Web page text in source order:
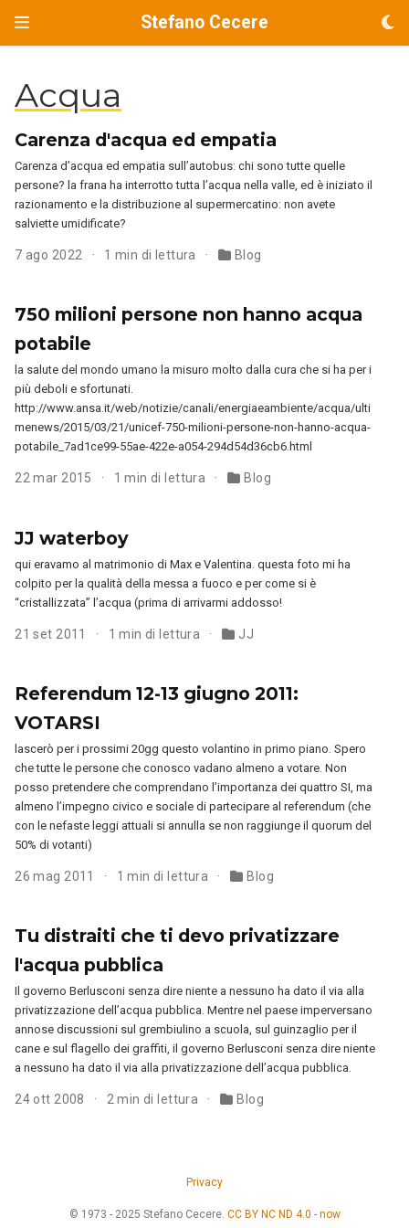
Stefano Cecere
Acqua
Carenza d'acqua ed empatia
Carenza d’acqua ed empatia sull’autobus: chi sono tutte quelle
persone? la frana ha interrotto tutta l’acqua nella valle, ed è iniziato il
razionamento e la distribuzione al supermercatino: non avete
salviette umidificate?
7 ago 2022 1 min di lettura Blog
750 milioni persone non hanno acqua
potabile
la salute del mondo umano la misuro molto dalla cura che si ha per i
più deboli e sfortunati.
http://www.ansa.it/web/notizie/canali/energiaeambiente/acqua/ulti
menews/2015/03/21/unicef-750-milioni-persone-non-hanno-acqua-
potabile_7ad1ce99-55ae-422e-a054-294d54d36cb6.html
22 mar 2015 1 min di lettura Blog
JJ waterboy
qui eravamo al matrimonio di Max e Valentina. questa foto mi ha
colpito per la qualità della messa a fuoco e per come si è
“cristallizzata” l’acqua (prima di arrivarmi addosso!
21 set 2011 1 min di lettura JJ
Referendum 12-13 giugno 2011:
VOTARSI
lascerò per i prossimi 20gg questo volantino in primo piano. Spero
che tutte le persone che conosco vadano almeno a votare. Non
posso pretendere che comprendano l’importanza dei quattro SI, ma
almeno l’impegno civico e sociale di partecipare al referendum (che
con le nefaste leggi attuali si annulla se non raggiunge il quorum del
50% di votanti)
26 mag 2011 1 min di lettura Blog
Tu distraiti che ti devo privatizzare
l'acqua pubblica
Il governo Berlusconi senza dire niente a nessuno ha dato il via alla
privatizzazione dell’acqua pubblica. Mentre nel paese imperversano
annose discussioni sul grembiulino a scuola, sul guinzaglio per il
cane e sul flagello dei graffiti, il governo Berlusconi senza dire niente
a nessuno ha dato il via alla privatizzazione dell’acqua pubblica.
24 ott 2008 2 min di lettura Blog
Privacy
© 1973 - 2025 Stefano Cecere. CC BY NC ND 4.0 - now